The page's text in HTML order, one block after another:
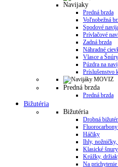
Navijaky
Predná brzda
Voľnobežná
Spodové
Prívlačové
Zadná brzda
Náhradné
Vlasce a Šnúry
Púzdra na
Príslušenstvo
Predná brzda
Predná brzda
Bižutéria
Bižutéria
Drobná
Fluorocarbony
Háčiky
Ihly,
Klasické šnury
Krúžky,
Na prichytenie